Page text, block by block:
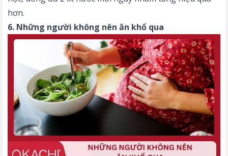
hơn.
6. Những người không nên ăn khổ qua